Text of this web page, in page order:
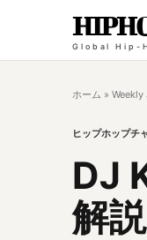
Global Hip-
ホーム » Weekly
ヒップホップチ
DJ
解説